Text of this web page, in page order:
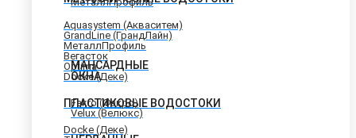
МАНСАРДНЫЕ
ОКНА
Fakro (Факро)
Velux (Велюкс)
Aquasystem (Акваситем)
GrandLine (ГрандЛайн)
МеталлПрофиль
Вегасток
Optima
Docke (Деке)
ПЛАСТИКОВЫЕ ВОДОСТОКИ
Docke (Деке)